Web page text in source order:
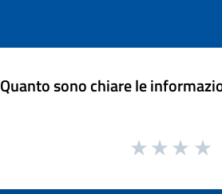
Quanto sono chiare le